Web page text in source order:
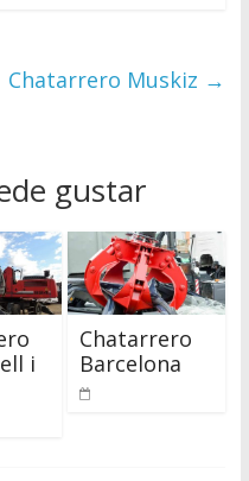
Chatarrero Muskiz →
gustar
i
Chatarrero
Barcelona